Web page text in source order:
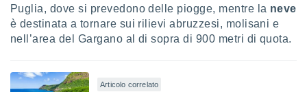
Puglia, dove si prevedono delle piogge, mentre la neve
è destinata a tornare sui rilievi abruzzesi, molisani e
nell’area del Gargano al di sopra di 900 metri di quota.
Articolo correlato